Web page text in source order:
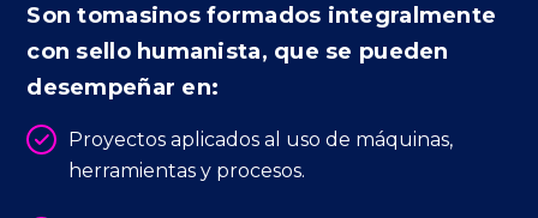
Son tomasinos formados integralmente
con sello humanista, que se pueden
desempeñar en:
Proyectos aplicados al uso de máquinas,
herramientas y procesos.